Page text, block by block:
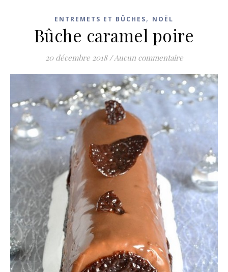
ENTREMETS ET BÛCHES, NOËL
Bûche caramel poire
20 décembre 2018 /Aucun commentaire